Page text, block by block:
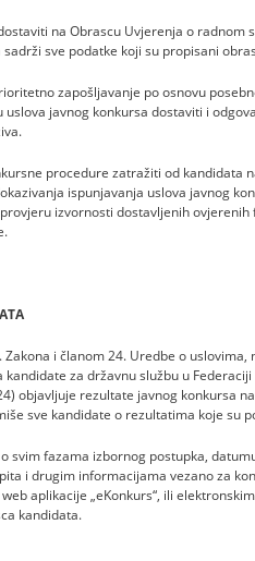
na Obrascu Uvjerenja o radnom
sve podatke koji su propisani
zapošljavanje po osnovu
javnog konkursa dostaviti i
procedure zatražiti od kandidata
ispunjavanja uslova javnog
izvornosti dostavljenih
Zakona i članom 24. Uredbe o
za državnu službu u
objavljuje rezultate javnog konkursa
sve kandidate o rezultatima koje su
svim fazama izbornog postupka,
i drugim informacijama vezano za
aplikacije „eKonkurs“, ili
kandidata.